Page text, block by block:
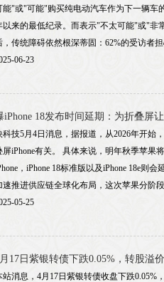
能"或"可能"购买纯电动汽车作为下一辆车
以来的最低纪录。而表示"不太可能"或"非
，传统障碍依然根深蒂固：62%的受访者
06-23
iPhone 18发布时间延期：为折叠屏
科技5月4日消息，据报道，从2026年开始
屏iPhone有关。 具体来说，明年秋季苹果
，iPhone 18标准版以及iPhone 18e则
速推进供应链全球化布局，这次苹果分阶
05-25
17日紫银转债下跌0.05%，转股溢
站消息，4月17日紫银转债收盘下跌0.05%